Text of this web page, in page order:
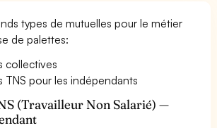
types de mutuelles pour le métier
de palettes:
collectives
TNS pour les indépendants
(Travailleur Non Salarié) —